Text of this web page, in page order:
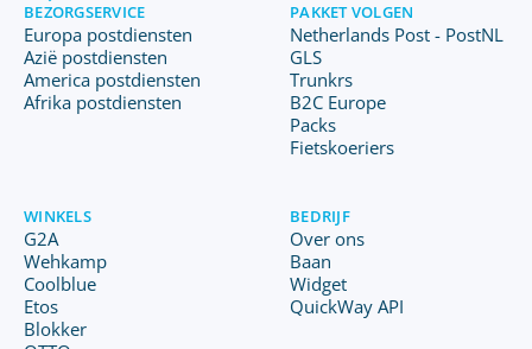
BEZORGSERVICE
Europa postdiensten
Azië postdiensten
America postdiensten
Afrika postdiensten
PAKKET VOLGEN
Netherlands Post - PostNL
GLS
Trunkrs
B2C Europe
Packs
Fietskoeriers
WINKELS
G2A
Wehkamp
Coolblue
Etos
Blokker
BEDRIJF
Over ons
Baan
Widget
QuickWay API